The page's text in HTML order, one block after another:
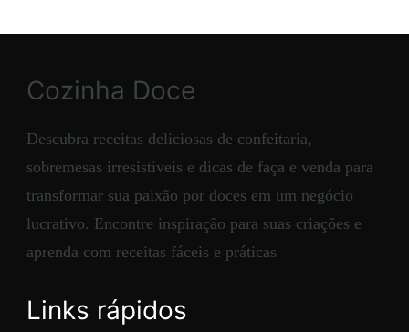
Cozinha Doce
Descubra receitas deliciosas de confeitaria,
sobremesas irresistíveis e dicas de faça e venda para
transformar sua paixão por doces em um negócio
lucrativo. Encontre inspiração para suas criações e
aprenda com receitas fáceis e práticas
Links rápidos